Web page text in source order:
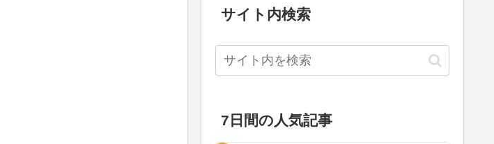
サイト内検索
7日間の人気記事